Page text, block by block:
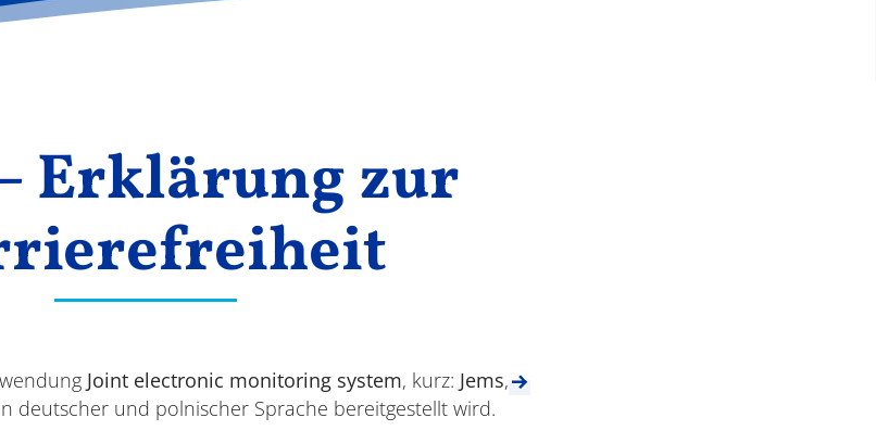
Erklärung zur
Joint electronic monitoring system, kurz: Jems,
deutscher und polnischer Sprache bereitgestellt wird.